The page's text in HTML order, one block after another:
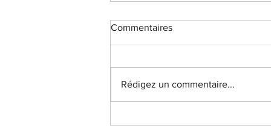
Commentaires
Rédigez un commentaire...